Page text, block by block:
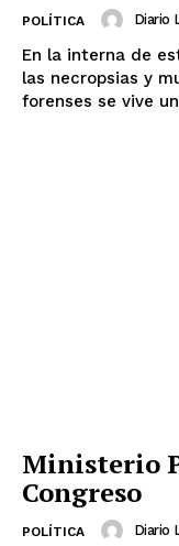
POLÍTICA Diario
En la interna de
las necropsias y
forenses se vive
Ministerio
Congreso
POLÍTICA Diario